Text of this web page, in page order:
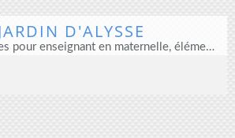
D'ALYSSE
Ressources partagées pour enseignant en maternelle, élémentaire et direction d'école